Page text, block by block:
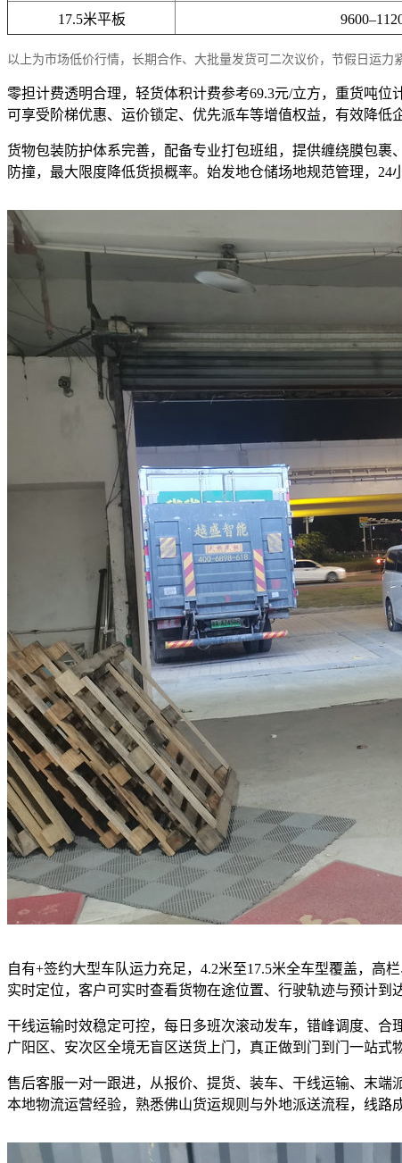
17.5米平板
以上为市场低价行情，长期合作、大批量发货可二次议价，节假日运力
零担计费透明合理，轻货体积计费参考69.3元/立方，重货吨
可享受阶梯优惠、运价锁定、优先派车等增值权益，有效降低
货物包装防护体系完善，配备专业打包班组，提供缠绕膜包
防撞，最大限度降低货损概率。始发地仓储场地规范管理，
自有+签约大型车队运力充足，4.2米至17.5米全车型覆盖，高
实时定位，客户可实时查看货物在途位置、行驶轨迹与预计到
干线运输时效稳定可控，每日多班次滚动发车，错峰调度、
广阳区、安次区全境无盲区送货上门，真正做到门到门一站式
售后客服一对一跟进，从报价、提货、装车、干线运输、末
本地物流运营经验，熟悉佛山货运规则与外地派送流程，线路